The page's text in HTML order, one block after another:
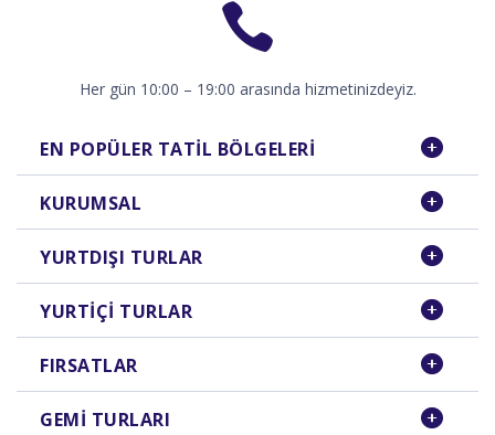
Her gün 10:00 – 19:00 arasında hizmetinizdeyiz.
EN POPÜLER TATIL BÖLGELERI
KURUMSAL
YURTDIŞI TURLAR
YURTIÇI TURLAR
FIRSATLAR
GEMI TURLARI